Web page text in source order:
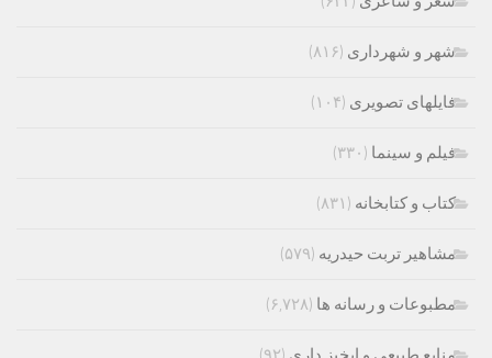
شهر و شهرداری (۸۱۶)
فایلهای تصویری (۱۰۴)
فیلم و سینما (۳۳۰)
کتاب و کتابخانه (۸۳۱)
مشاهیر تربت حیدریه (۵۷۹)
مطبوعات و رسانه ها (۶,۷۲۸)